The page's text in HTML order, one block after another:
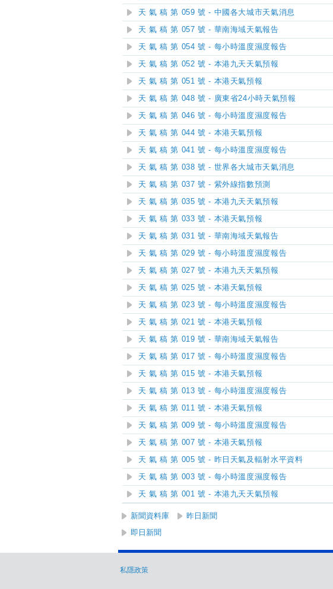
天 氣 稿 第 059 號 - 中國各大城市天氣消息
天 氣 稿 第 057 號 - 華南海域天氣報告
天 氣 稿 第 054 號 - 每小時溫度濕度報告
天 氣 稿 第 052 號 - 本港九天天氣預報
天 氣 稿 第 051 號 - 本港天氣預報
天 氣 稿 第 048 號 - 廣東省24小時天氣預報
天 氣 稿 第 046 號 - 每小時溫度濕度報告
天 氣 稿 第 044 號 - 本港天氣預報
天 氣 稿 第 041 號 - 每小時溫度濕度報告
天 氣 稿 第 038 號 - 世界各大城市天氣消息
天 氣 稿 第 037 號 - 紫外線指數預測
天 氣 稿 第 035 號 - 本港九天天氣預報
天 氣 稿 第 033 號 - 本港天氣預報
天 氣 稿 第 031 號 - 華南海域天氣報告
天 氣 稿 第 029 號 - 每小時溫度濕度報告
天 氣 稿 第 027 號 - 本港九天天氣預報
天 氣 稿 第 025 號 - 本港天氣預報
天 氣 稿 第 023 號 - 每小時溫度濕度報告
天 氣 稿 第 021 號 - 本港天氣預報
天 氣 稿 第 019 號 - 華南海域天氣報告
天 氣 稿 第 017 號 - 每小時溫度濕度報告
天 氣 稿 第 015 號 - 本港天氣預報
天 氣 稿 第 013 號 - 每小時溫度濕度報告
天 氣 稿 第 011 號 - 本港天氣預報
天 氣 稿 第 009 號 - 每小時溫度濕度報告
天 氣 稿 第 007 號 - 本港天氣預報
天 氣 稿 第 005 號 - 昨日天氣及輻射水平資料
天 氣 稿 第 003 號 - 每小時溫度濕度報告
天 氣 稿 第 001 號 - 本港九天天氣預報
新聞資料庫 昨日新聞
即日新聞
私隱政策